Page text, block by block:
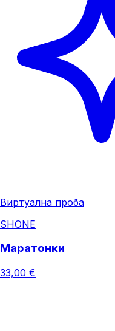
Виртуална проба
SHONE
Маратонки
33,00 €